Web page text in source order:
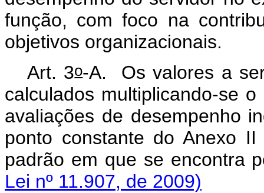
função, com foco na
objetivos organizacionais.
Art. 3o-A. Os valores a
calculados multiplicando-se
avaliações de desempenho
ponto constante do Anexo
padrão em que se encontra
Lei nº 11.907, de 2009)